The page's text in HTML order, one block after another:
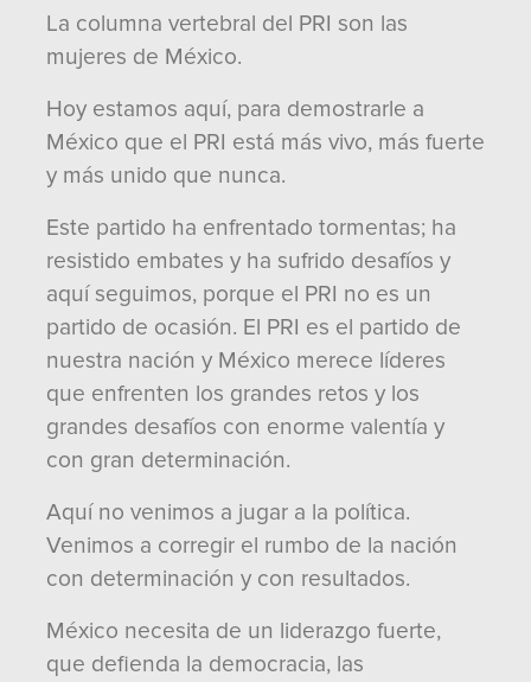
La columna vertebral del PRI son las
mujeres de México.
Hoy estamos aquí, para demostrarle a
México que el PRI está más vivo, más fuerte
y más unido que nunca.
Este partido ha enfrentado tormentas; ha
resistido embates y ha sufrido desafíos y
aquí seguimos, porque el PRI no es un
partido de ocasión. El PRI es el partido de
nuestra nación y México merece líderes
que enfrenten los grandes retos y los
grandes desafíos con enorme valentía y
con gran determinación.
Aquí no venimos a jugar a la política.
Venimos a corregir el rumbo de la nación
con determinación y con resultados.
México necesita de un liderazgo fuerte,
que defienda la democracia, las